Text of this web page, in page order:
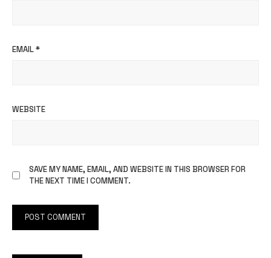
EMAIL*
WEBSITE
SAVE MY NAME, EMAIL, AND WEBSITE IN THIS BROWSER FOR
THE NEXT TIME I COMMENT.